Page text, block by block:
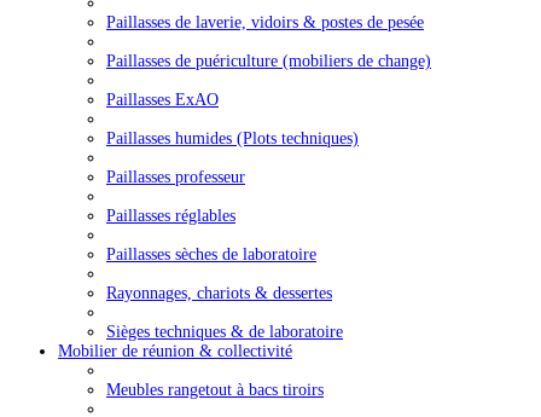
Paillasses de laverie, vidoirs & postes de pesée
Paillasses de puériculture (mobiliers de change)
Paillasses ExAO
Paillasses humides (Plots techniques)
Paillasses professeur
Paillasses réglables
Paillasses sèches de laboratoire
Rayonnages, chariots & dessertes
Sièges techniques & de laboratoire
Mobilier de réunion & collectivité
Meubles rangetout à bacs tiroirs